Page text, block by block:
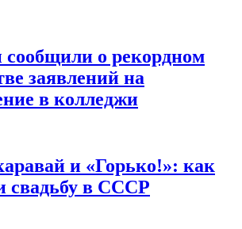
сообщили о рекордном
заявлений на
в колледжи
и «Горько!»: как
свадьбу в СССР